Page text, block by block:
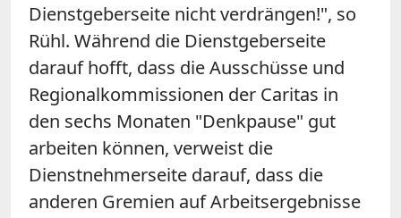
Dienstgeberseite nicht verdrängen!", so
Rühl. Während die Dienstgeberseite
darauf hofft, dass die Ausschüsse und
Regionalkommissionen der Caritas in
den sechs Monaten "Denkpause" gut
arbeiten können, verweist die
Dienstnehmerseite darauf, dass die
anderen Gremien auf Arbeitsergebnisse